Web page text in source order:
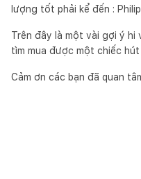
lượng tốt phải kể đến :
Trên đây là một vài gợi ý
tìm mua được một chiếc
Cảm ơn các bạn đã quan